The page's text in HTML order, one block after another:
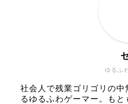
ゆるふ
社会人で残業ゴリゴリの
るゆるふわゲーマー。も